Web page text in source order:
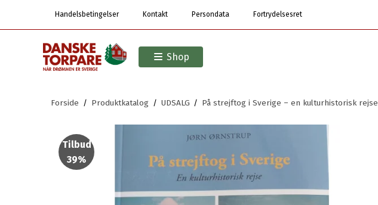
Handelsbetingelser Kontakt Persondata Fortrydelsesret
Shop
Forside / Produktkatalog / UDSALG / På strejftog i Sverige – en kulturhistorisk rejse
Tilbud
39%